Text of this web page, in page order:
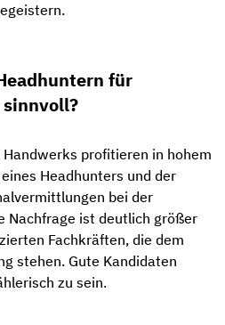
für
profitieren in hohem
Headhunters und der
bei der
Nachfrage ist deutlich größer
Fachkräften, die dem
stehen. Gute Kandidaten
zu sein.